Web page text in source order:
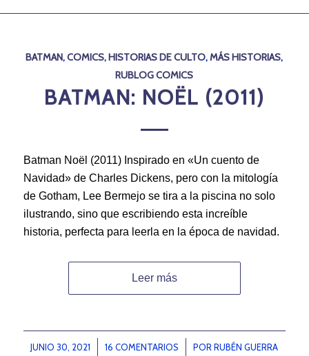
BATMAN,COMICS,HISTORIAS DE CULTO,MÁS HISTORIAS,
RUBLOG COMICS
BATMAN: NOËL (2011)
Batman Noël (2011) Inspirado en «Un cuento de
Navidad» de Charles Dickens, pero con la mitología
de Gotham, Lee Bermejo se tira a la piscina no solo
ilustrando, sino que escribiendo esta increíble
historia, perfecta para leerla en la época de navidad.
Leer más
JUNIO 30, 2021
/ 16 COMENTARIOS
/ PORRUBÉN GUERRA